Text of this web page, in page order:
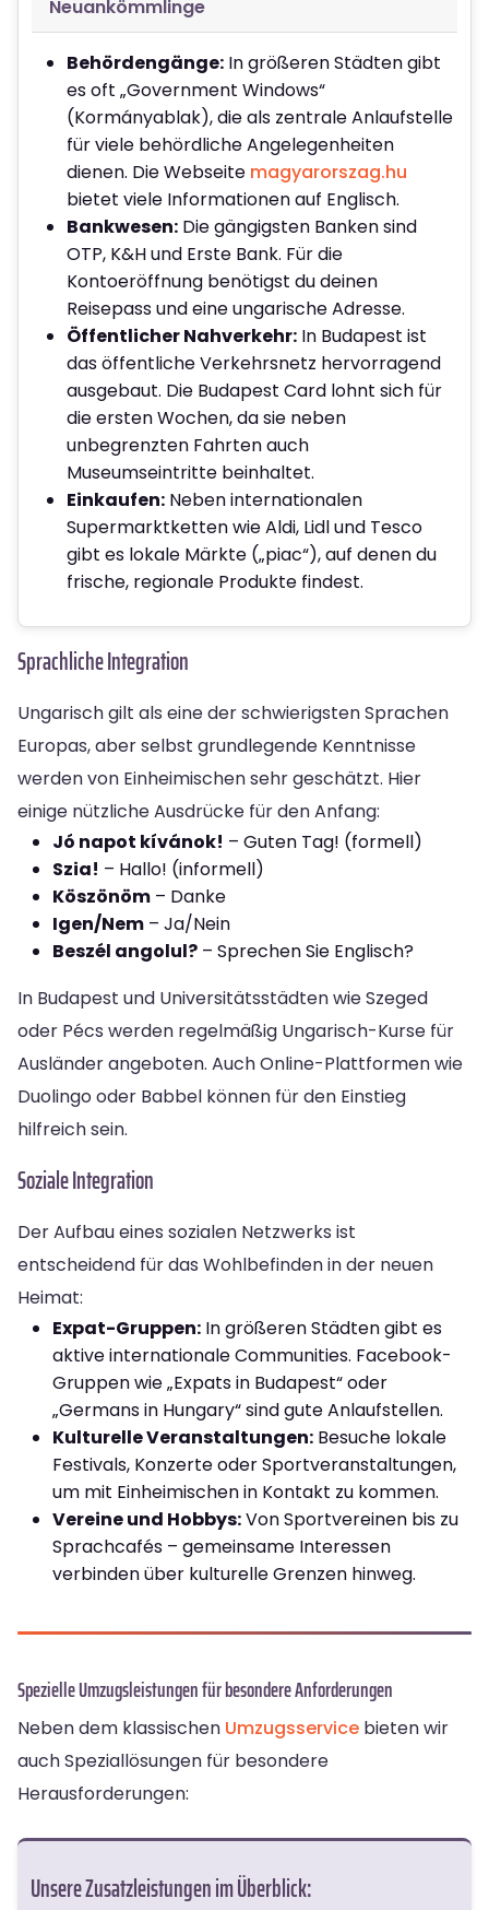
Neuankömmlinge
Behördengänge: In größeren Städten gibt
es oft „Government Windows“
(Kormányablak), die als zentrale Anlaufstelle
für viele behördliche Angelegenheiten
dienen. Die Webseite magyarorszag.hu
bietet viele Informationen auf Englisch.
Bankwesen: Die gängigsten Banken sind
OTP, K&H und Erste Bank. Für die
Kontoeröffnung benötigst du deinen
Reisepass und eine ungarische Adresse.
Öffentlicher Nahverkehr: In Budapest ist
das öffentliche Verkehrsnetz hervorragend
ausgebaut. Die Budapest Card lohnt sich für
die ersten Wochen, da sie neben
unbegrenzten Fahrten auch
Museumseintritte beinhaltet.
Einkaufen: Neben internationalen
Supermarktketten wie Aldi, Lidl und Tesco
gibt es lokale Märkte („piac“), auf denen du
frische, regionale Produkte findest.
Sprachliche Integration
Ungarisch gilt als eine der schwierigsten Sprachen
Europas, aber selbst grundlegende Kenntnisse
werden von Einheimischen sehr geschätzt. Hier
einige nützliche Ausdrücke für den Anfang:
Jó napot kívánok! – Guten Tag! (formell)
Szia! – Hallo! (informell)
Köszönöm – Danke
Igen/Nem – Ja/Nein
Beszél angolul? – Sprechen Sie Englisch?
In Budapest und Universitätsstädten wie Szeged
oder Pécs werden regelmäßig Ungarisch-Kurse für
Ausländer angeboten. Auch Online-Plattformen wie
Duolingo oder Babbel können für den Einstieg
hilfreich sein.
Soziale Integration
Der Aufbau eines sozialen Netzwerks ist
entscheidend für das Wohlbefinden in der neuen
Heimat:
Expat-Gruppen: In größeren Städten gibt es
aktive internationale Communities. Facebook-
Gruppen wie „Expats in Budapest“ oder
„Germans in Hungary“ sind gute Anlaufstellen.
Kulturelle Veranstaltungen: Besuche lokale
Festivals, Konzerte oder Sportveranstaltungen,
um mit Einheimischen in Kontakt zu kommen.
Vereine und Hobbys:Von Sportvereinen bis zu
Sprachcafés – gemeinsame Interessen
verbinden über kulturelle Grenzen hinweg.
Spezielle Umzugsleistungen für besondere Anforderungen
Neben dem klassischen Umzugsservice bieten wir
auch Speziallösungen für besondere
Herausforderungen:
Unsere Zusatzleistungen im Überblick: